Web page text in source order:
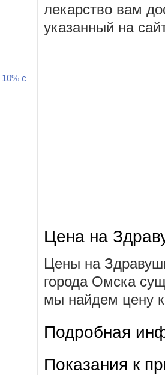
с
лекарство вам
указанный на
Цена на
Цены на
города Омска
мы найдем цену
Подробная
Показания к